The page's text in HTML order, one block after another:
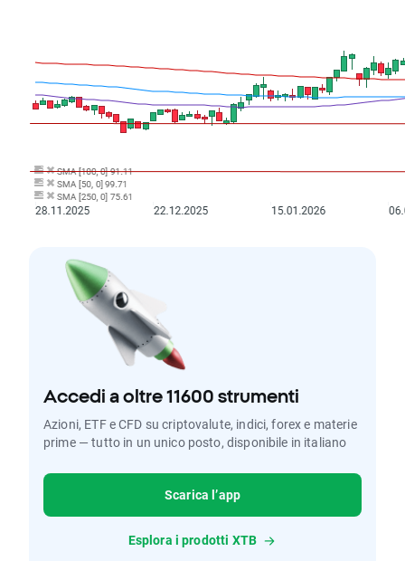
Accedi a oltre 11600 strumenti
Azioni, ETF e CFD su criptovalute, indici, forex e materie
prime — tutto in un unico posto, disponibile in italiano
Scarica l’app
Esplora i prodotti XTB